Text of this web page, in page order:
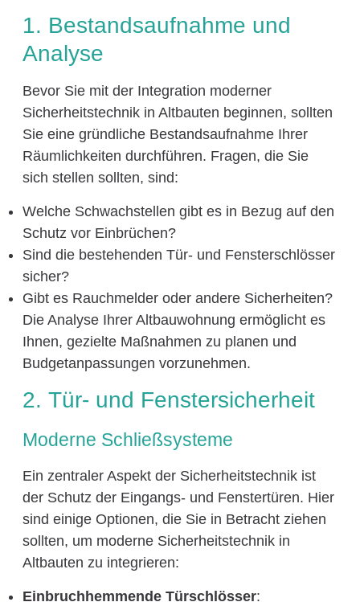
1. Bestandsaufnahme und
Analyse
Bevor Sie mit der Integration moderner
Sicherheitstechnik in Altbauten beginnen, sollten
Sie eine gründliche Bestandsaufnahme Ihrer
Räumlichkeiten durchführen. Fragen, die Sie
sich stellen sollten, sind:
Welche Schwachstellen gibt es in Bezug auf den
Schutz vor Einbrüchen?
Sind die bestehenden Tür- und Fensterschlösser
sicher?
Gibt es Rauchmelder oder andere Sicherheiten?
Die Analyse Ihrer Altbauwohnung ermöglicht es
Ihnen, gezielte Maßnahmen zu planen und
Budgetanpassungen vorzunehmen.
2. Tür- und Fenstersicherheit
Moderne Schließsysteme
Ein zentraler Aspekt der Sicherheitstechnik ist
der Schutz der Eingangs- und Fenstertüren. Hier
sind einige Optionen, die Sie in Betracht ziehen
sollten, um moderne Sicherheitstechnik in
Altbauten zu integrieren:
Einbruchhemmende Türschlösser: